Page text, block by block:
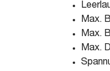
Max.
Max.
Max.